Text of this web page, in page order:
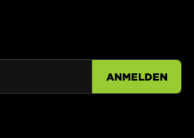
ANMELDEN